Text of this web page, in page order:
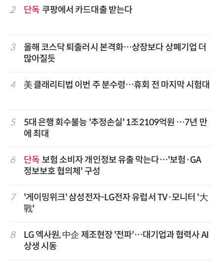
2 단독 쿠팡에서 카드대출 받는다
3
올해 코스닥 퇴출러시 본격화…상장보다 상폐기업 더
많아질듯
4 美 클래리티법 이번 주 분수령…휴회 전 마지막 시험대
5
5대 은행 회수불능 '추정손실' 1조2109억원 …7년 만
에 최대
6 단독 보험 소비자 개인정보 유출 막는다…'보험·GA
정보보호 협의체' 구성
7
'게이밍위크' 삼성전자-LG전자 유럽서 TV·모니터 '大
戰'
8
LG 엑사원, 中企 제조현장 '전파'…대기업과 협력사 AI
상생 시동